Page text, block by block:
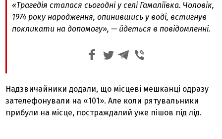
«Трагедія сталася сьогодні у селі Гамаліївка. Чоловік,
1974 року народження, опинившись у воді, встигнув
покликати на допомогу», — йдеться в повідомленні.
Надзвичайники додали, що місцеві мешканці одразу
зателефонували на «101». Але коли рятувальники
прибули на місце, постраждалий уже пішов під лід.